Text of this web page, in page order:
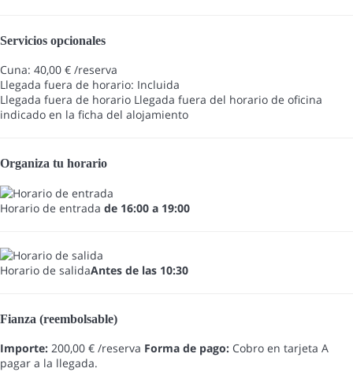
Servicios opcionales
Cuna: 40,00 € /reserva
Llegada fuera de horario: Incluida
Llegada fuera de horario Llegada fuera del horario de oficina
indicado en la ficha del alojamiento
Organiza tu horario
Horario de entrada de 16:00 a 19:00
Horario de salidaAntes de las 10:30
Fianza (reembolsable)
Importe: 200,00 € /reserva Forma de pago: Cobro en tarjeta A
pagar a la llegada.